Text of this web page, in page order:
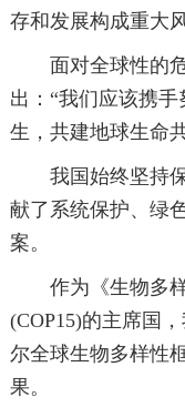
存和发展构成重大风
面对全球性的危
出：“我们应该携
生，共建地球生命
我国始终坚持保
献了系统保护、绿
案。
作为《生物多样
(COP15)的主席国
尔全球生物多样性
果。